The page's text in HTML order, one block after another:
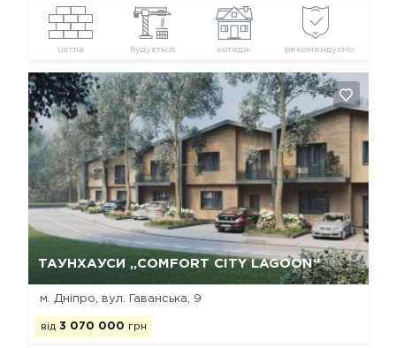
цегла будується котедж рекомендуємо
ТАУНХАУСИ „COMFORT CITY LAGOON“
м. Дніпро, вул. Гаванська, 9
від 3 070 000 грн
Так, видалити